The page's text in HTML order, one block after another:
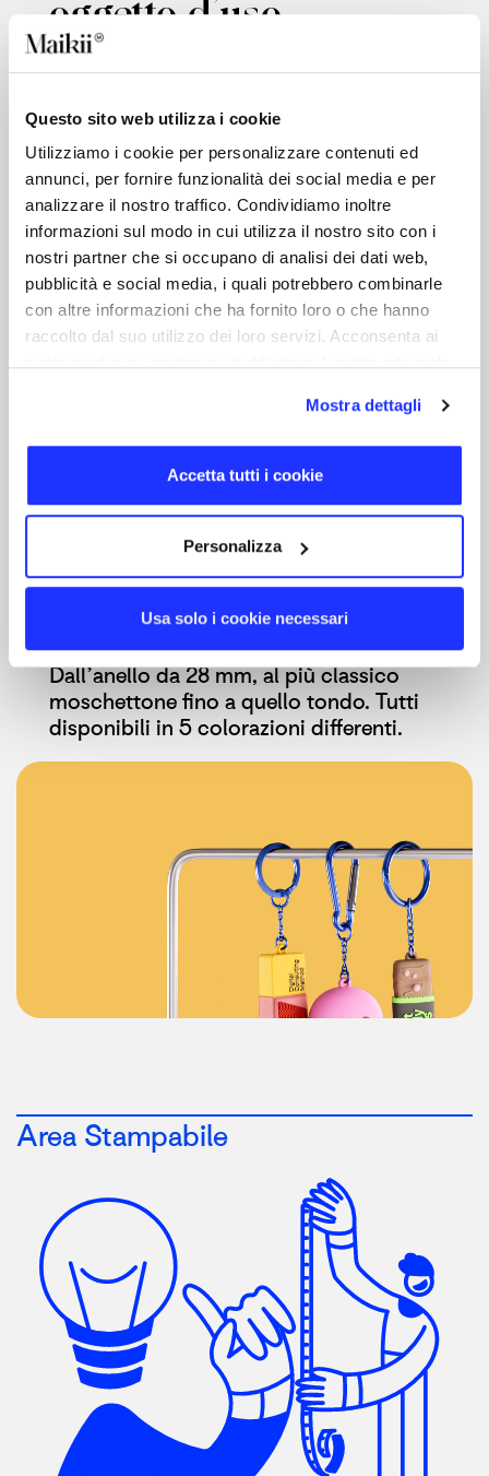
Questo sito web utilizza i cookie
Utilizziamo i cookie per personalizzare contenuti ed
annunci, per fornire funzionalità dei social media e per
analizzare il nostro traffico. Condividiamo inoltre
informazioni sul modo in cui utilizza il nostro sito con i
nostri partner che si occupano di analisi dei dati web,
pubblicità e social media, i quali potrebbero combinarle
con altre informazioni che ha fornito loro o che hanno
raccolto dal suo utilizzo dei loro servizi. Acconsenta ai
Mostra dettagli
Accetta tutti i cookie
Personalizza
Usa solo i cookie necessari
oggetto d’uso
comune.
Usiamo la gomma morbida per dar vita
dettaglio.​
Metalleria a scelta:​ 3
modelli in 5 colori.
Dall’anello da 28 mm, al più classico
moschettone fino a quello tondo.​ Tutti
disponibili in 5 colorazioni differenti.
Area Stampabile